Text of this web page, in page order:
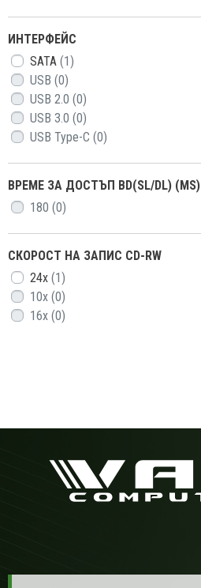
ИНТЕРФЕЙС
SATA (1)
USB (0)
USB 2.0 (0)
USB 3.0 (0)
USB Type-C (0)
ВРЕМЕ ЗА ДОСТЪП BD(SL/DL) (MS)
180 (0)
СКОРОСТ НА ЗАПИС CD-RW
24x (1)
10x (0)
16x (0)